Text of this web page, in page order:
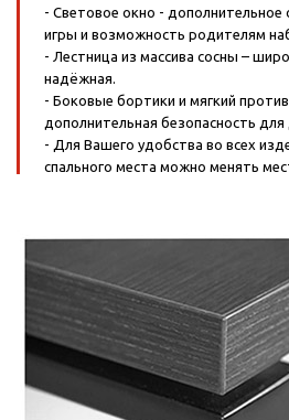
- Световое окно - дополнительное
игры и возможность родителям
- Лестница из массива сосны –
надёжная.
- Боковые бортики и мягкий
дополнительная безопасность для
- Для Вашего удобства во всех
спального места можно менять